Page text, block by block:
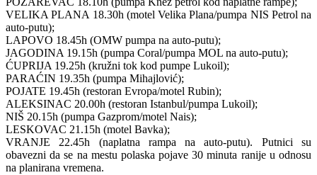
VELIKA PLANA 18.30h (motel Velika Plana/pumpa NIS Petrol na
auto-putu);
LAPOVO 18.45h (OMW pumpa na auto-putu);
JAGODINA 19.15h (pumpa Coral/pumpa MOL na auto-putu);
ĆUPRIJA 19.25h (kružni tok kod pumpe Lukoil);
PARAĆIN 19.35h (pumpa Mihajlović);
POJATE 19.45h (restoran Evropa/motel Rubin);
ALEKSINAC 20.00h (restoran Istanbul/pumpa Lukoil);
NIŠ 20.15h (pumpa Gazprom/motel Nais);
LESKOVAC 21.15h (motel Bavka);
VRANJE 22.45h (naplatna rampa na auto-putu). Putnici su
obavezni da se na mestu polaska pojave 30 minuta ranije u odnosu
na planirana vremena.